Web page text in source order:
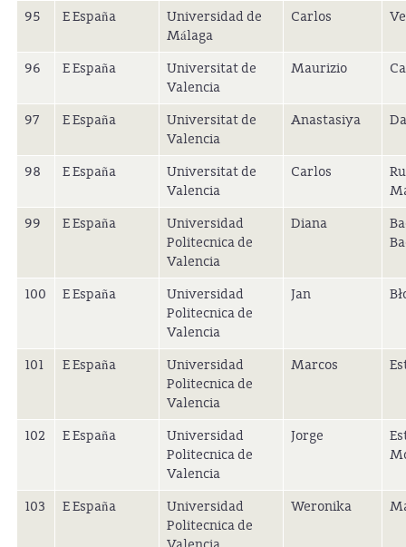
95 E España
Universidad de
Málaga
Carlos
96 E España
Universitat de
Valencia
Maurizio
97 E España
Universitat de
Valencia
Anastasiya
98 E España
Universitat de
Valencia
Carlos
99
E España
Universidad
Politecnica de
Valencia
Diana
100 E España
Universidad
Politecnica de
Valencia
Jan
101 E España
Universidad
Politecnica de
Valencia
Marcos
102 E España
Universidad
Politecnica de
Valencia
Jorge
103 E España
Universidad
Politecnica de
Weronika